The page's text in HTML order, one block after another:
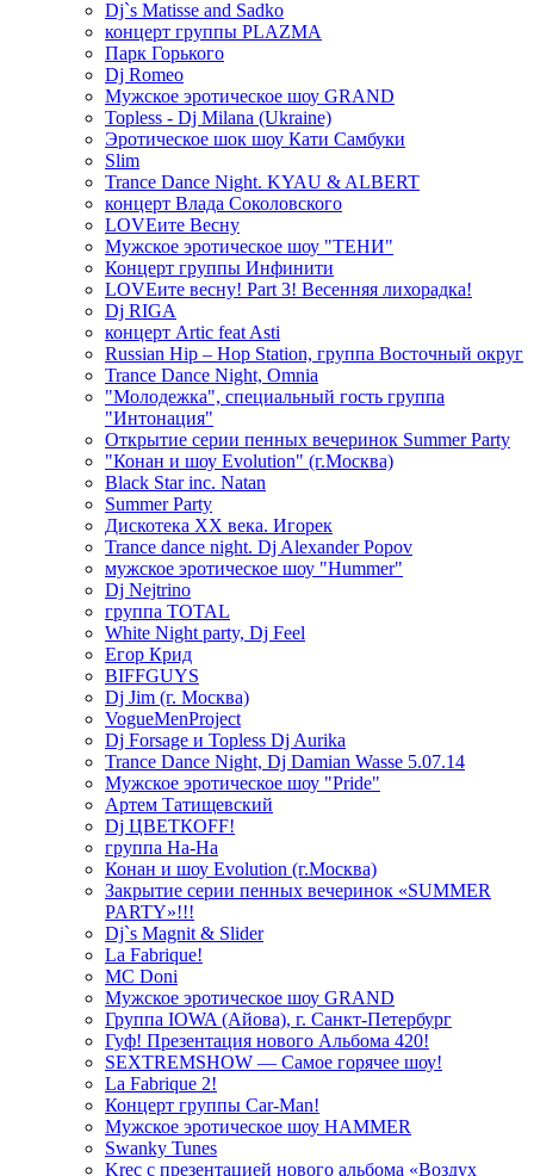
Dj`s Matisse and Sadko
концерт группы PLAZMA
Парк Горького
Dj Romeo
Мужское эротическое шоу GRAND
Topless - Dj Milana (Ukraine)
Эротическое шок шоу Кати Самбуки
Slim
Trance Dance Night. KYAU & ALBERT
концерт Влада Соколовского
LOVEите Весну
Мужское эротическое шоу "ТЕНИ"
Концерт группы Инфинити
LOVEите весну! Part 3! Весенняя лихорадка!
Dj RIGA
концерт Artic feat Asti
Russian Hip – Hop Station, группа Восточный округ
Trance Dance Night, Omnia
"Молодежка", специальный гость группа
"Интонация"
Открытие серии пенных вечеринок Summer Party
"Конан и шоу Evolution" (г.Москва)
Black Star inc. Natan
Summer Party
Дискотека ХХ века. Игорек
Trance dance night. Dj Alexander Popov
мужское эротическое шоу "Hummer"
Dj Nejtrino
группа TOTAL
White Night party, Dj Feel
Егор Крид
BIFFGUYS
Dj Jim (г. Москва)
VogueMenProject
Dj Forsage и Topless Dj Aurika
Trance Dance Night, Dj Damian Wasse 5.07.14
Мужское эротическое шоу "Pride"
Артем Татищевский
Dj ЦВЕТКOFF!
группа На-На
Конан и шоу Evolution (г.Москва)
Закрытие серии пенных вечеринок «SUMMER
PARTY»!!!
Dj`s Magnit & Slider
La Fabrique!
MC Doni
Мужское эротическое шоу GRAND
Группа IOWA (Айова), г. Санкт-Петербург
Гуф! Презентация нового Альбома 420!
SEXTREMSHOW — Самое горячее шоу!
La Fabrique 2!
Концерт группы Car-Man!
Мужское эротическое шоу HAMMER
Swanky Tunes
Krec с презентацией нового альбома «Воздух